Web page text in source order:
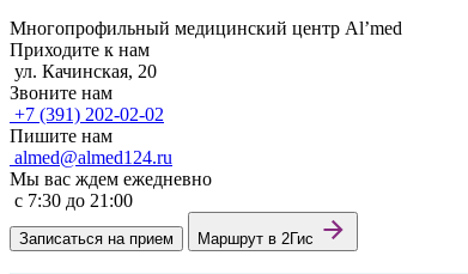
Многопрофильный медицинский центр Al’med
Приходите к нам
ул. Качинская, 20
Звоните нам
+7 (391) 202-02-02
Пишите нам
almed@almed124.ru
Мы вас ждем ежедневно
c 7:30 до 21:00
Записаться на прием Маршрут в 2Гис